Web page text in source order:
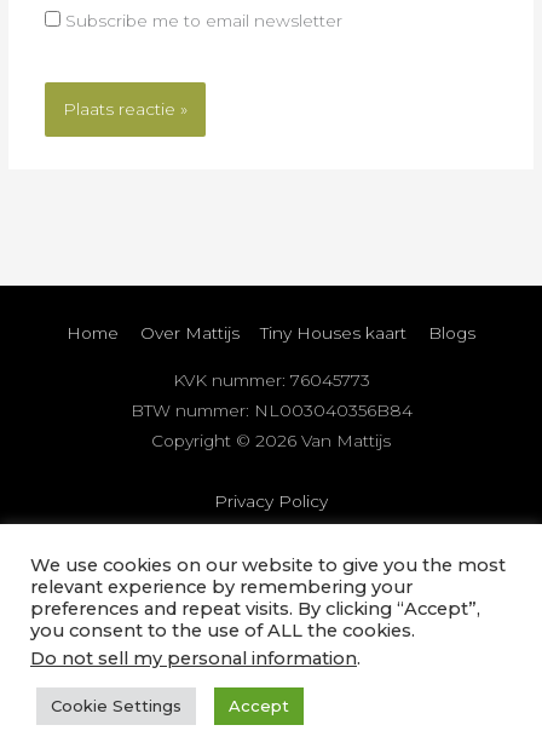
Subscribe me to email newsletter
Home Over Mattijs Tiny Houses kaart Blogs
KVK nummer: 76045773
BTW nummer: NL003040356B84
Copyright © 2026 Van Mattijs
Privacy Policy
Deze website is met veel liefde, tijd, eigen middelen en de
grootste zorg voor je samengesteld. Het is ons streven om
zo actueel en volledig mogelijke informatie en adviezen te
verstrekken. Desondanks kan de informatie verouderen of
website geen rechten ontlenen.
We use cookies on our website to give you the most
relevant experience by remembering your
preferences and repeat visits. By clicking “Accept”,
you consent to the use of ALL the cookies.
Do not sell my personal information.
Cookie Settings Accept